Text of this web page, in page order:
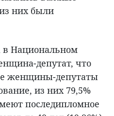
них были
в Национальном
депутат, что
женщины-депутаты
из них 79,5%
последипломное